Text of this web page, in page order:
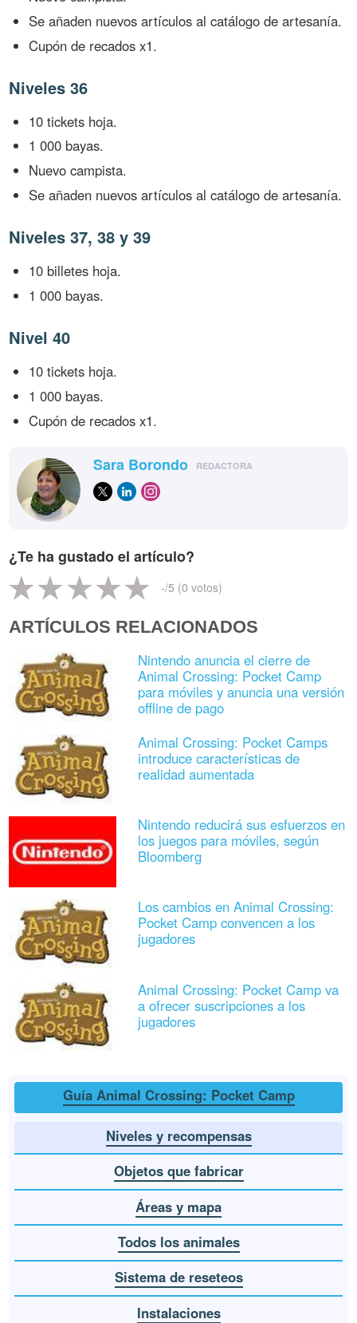
Se añaden nuevos artículos al catálogo de artesanía.
Cupón de recados x1.
Niveles 36
10 tickets hoja.
1 000 bayas.
Nuevo campista.
Se añaden nuevos artículos al catálogo de artesanía.
Niveles 37, 38 y 39
10 billetes hoja.
1 000 bayas.
Nivel 40
10 tickets hoja.
1 000 bayas.
Cupón de recados x1.
Sara Borondo REDACTORA
¿Te ha gustado el artículo?
-/5 (0 votos)
ARTÍCULOS RELACIONADOS
Nintendo anuncia el cierre de
Animal Crossing: Pocket Camp
para móviles y anuncia una versión
offline de pago
Animal Crossing: Pocket Camps
introduce características de
realidad aumentada
Nintendo reducirá sus esfuerzos en
los juegos para móviles, según
Bloomberg
Los cambios en Animal Crossing:
Pocket Camp convencen a los
jugadores
Animal Crossing: Pocket Camp va
a ofrecer suscripciones a los
jugadores
Guía Animal Crossing: Pocket Camp
Niveles y recompensas
Objetos que fabricar
Áreas y mapa
Todos los animales
Sistema de reseteos
Instalaciones